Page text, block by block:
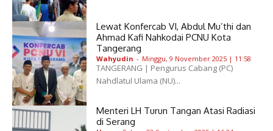
Lewat Konfercab VI, Abdul Mu’thi dan
Ahmad Kafi Nahkodai PCNU Kota
Tangerang
Wahyudin - Minggu, 9 November 2025 | 11:58
TANGERANG | Pengurus Cabang (PC)
Nahdlatul Ulama (NU)...
Menteri LH Turun Tangan Atasi Radiasi
di Serang